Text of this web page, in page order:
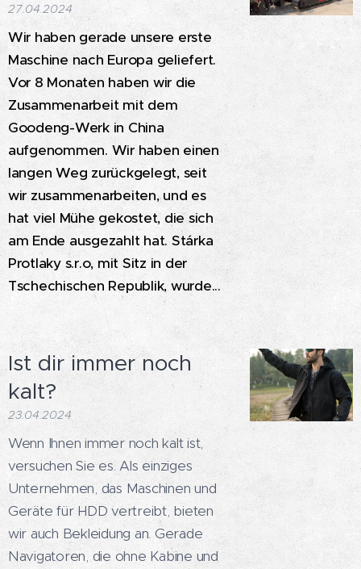
27.04.2024
Wir haben gerade unsere erste
Maschine nach Europa geliefert.
Vor 8 Monaten haben wir die
Zusammenarbeit mit dem
Goodeng-Werk in China
aufgenommen. Wir haben einen
langen Weg zurückgelegt, seit
wir zusammenarbeiten, und es
hat viel Mühe gekostet, die sich
am Ende ausgezahlt hat. Stárka
Protlaky s.r.o, mit Sitz in der
Tschechischen Republik, wurde...
Ist dir immer noch
kalt?
23.04.2024
Wenn Ihnen immer noch kalt ist,
versuchen Sie es. Als einziges
Unternehmen, das Maschinen und
Geräte für HDD vertreibt, bieten
wir auch Bekleidung an. Gerade
Navigatoren, die ohne Kabine und